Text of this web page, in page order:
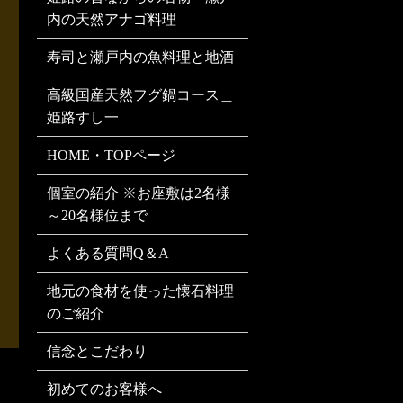
内の天然アナゴ料理
寿司と瀬戸内の魚料理と地酒
高級国産天然フグ鍋コース＿
姫路すし一
HOME・TOPページ
個室の紹介 ※お座敷は2名様
～20名様位まで
よくある質問Q＆A
地元の食材を使った懐石料理
のご紹介
信念とこだわり
初めてのお客様へ